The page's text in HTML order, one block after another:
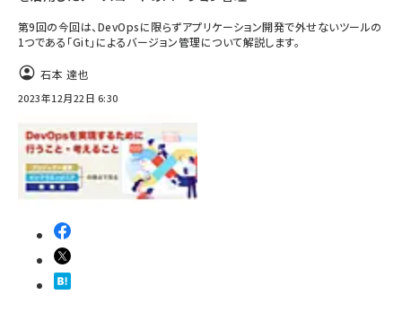
第9回の今回は、DevOpsに限らずアプリケーション開発で外せないツールの
1つである「Git」によるバージョン管理について解説します。
石本 達也
2023年12月22日 6:30